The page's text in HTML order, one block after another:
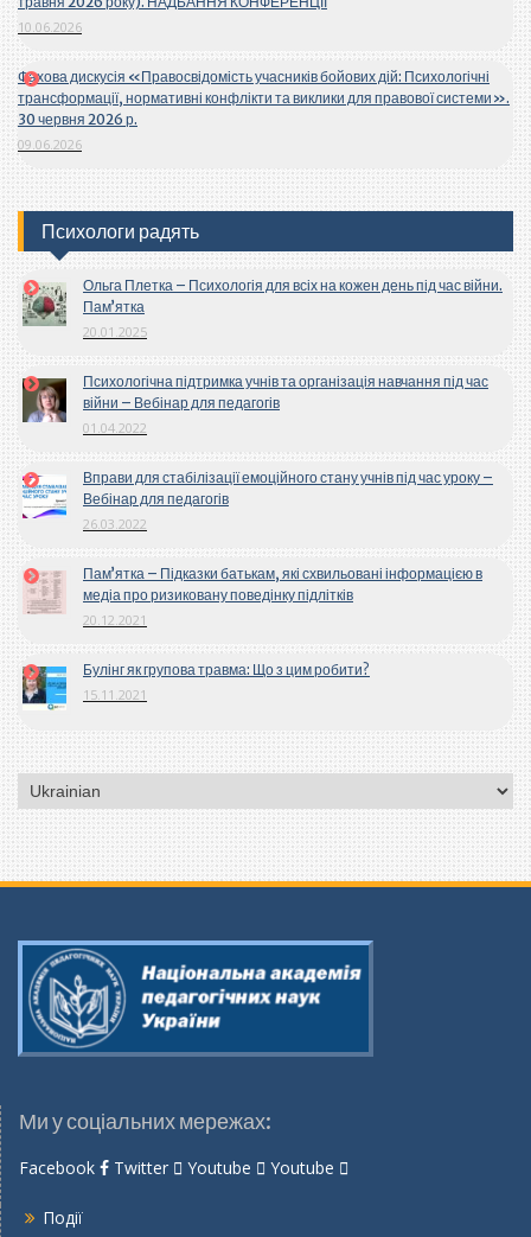
10.06.2026
Фахова дискусія «Правосвідомість учасників бойових дій: Психологічні
трансформації, нормативні конфлікти та виклики для правової системи».
30 червня 2026 р.
09.06.2026
Психологи радять
Ольга Плетка – Психологія для всіх на кожен день під час війни.
Пам’ятка
20.01.2025
Психологічна підтримка учнів та організація навчання під час
війни – Вебінар для педагогів
01.04.2022
Вправи для стабілізації емоційного стану учнів під час уроку –
Вебінар для педагогів
26.03.2022
Пам’ятка – Підказки батькам, які схвильовані інформацією в
медіа про ризиковану поведінку підлітків
20.12.2021
Булінг як групова травма: Що з цим робити?
15.11.2021
Вибрати
мову
Ми у соціальних мережах:
Facebook Twitter Youtube Youtube
Події